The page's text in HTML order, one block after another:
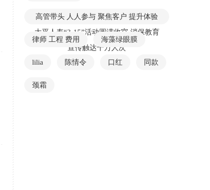
高管带头 人人参与 聚焦客户 提升体验
太平人寿“3·15”活动圆满收官 消保教育
宣传触达千万人次
律师 工程 费用 海藻绿眼膜
lilia 陈情令 口红 同款
颈霜